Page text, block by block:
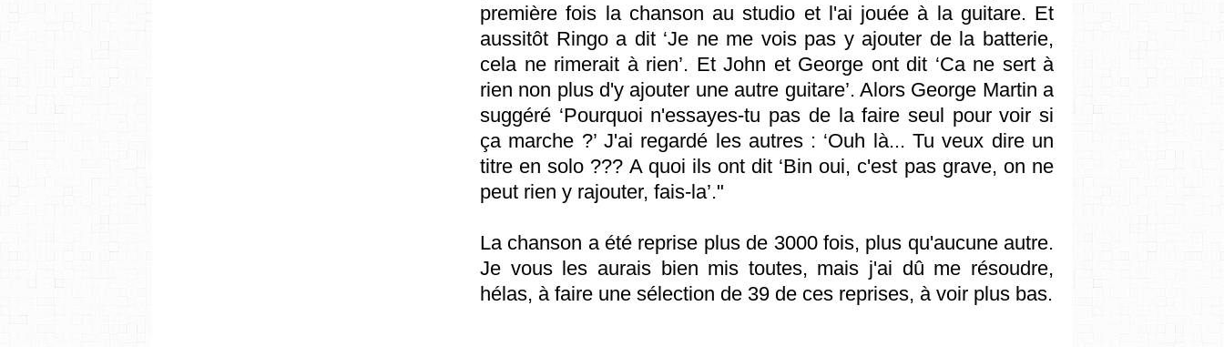
première fois la chanson au studio et l'ai jouée à la guitare. Et
aussitôt Ringo a dit ‘Je ne me vois pas y ajouter de la batterie,
cela ne rimerait à rien’. Et John et George ont dit ‘Ca ne sert à
rien non plus d'y ajouter une autre guitare’. Alors George Martin a
suggéré ‘Pourquoi n'essayes-tu pas de la faire seul pour voir si
ça marche ?’ J'ai regardé les autres : ‘Ouh là... Tu veux dire un
titre en solo ??? A quoi ils ont dit ‘Bin oui, c'est pas grave, on ne
peut rien y rajouter, fais-la’."
La chanson a été reprise plus de 3000 fois, plus qu'aucune autre.
Je vous les aurais bien mis toutes, mais j'ai dû me résoudre,
hélas, à faire une sélection de 39 de ces reprises, à voir plus bas.